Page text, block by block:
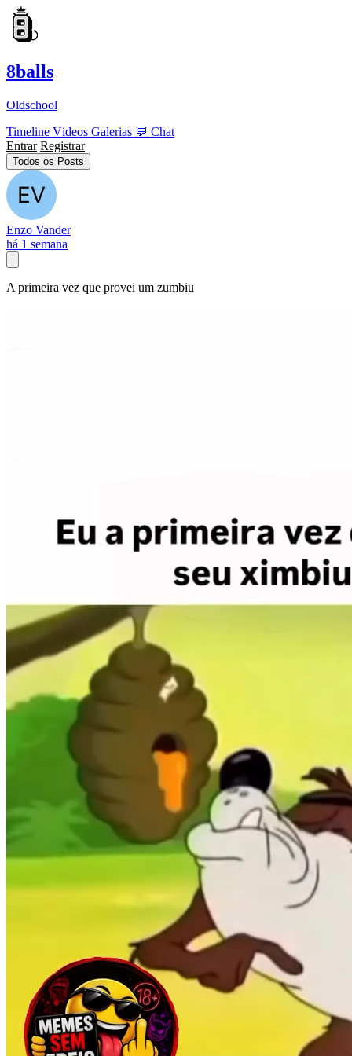
8balls
Oldschool
Timeline Vídeos Galerias 💬 Chat
Entrar Registrar
Todos os Posts
Enzo Vander
há 1 semana
A primeira vez que provei um zumbiu